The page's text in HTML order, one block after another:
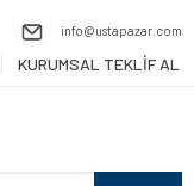
info@ustapazar.com
KURUMSAL TEKLİF AL